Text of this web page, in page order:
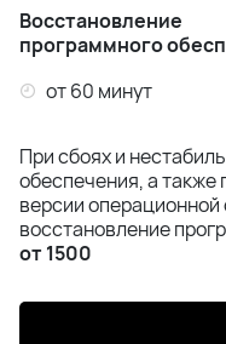
Восстановление
программного
от 60 минут
При сбоях и
обеспечения, а также
версии
восстановление
от 1500